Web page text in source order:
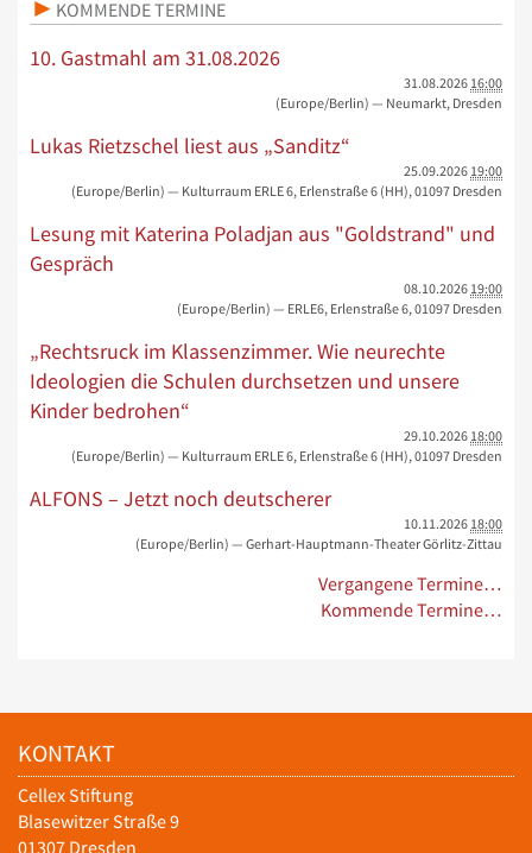
KOMMENDE TERMINE
10. Gastmahl am 31.08.2026
31.08.2026 16:00
(Europe/Berlin) — Neumarkt, Dresden
Lukas Rietzschel liest aus „Sanditz“
25.09.2026 19:00
(Europe/Berlin) — Kulturraum ERLE 6, Erlenstraße 6 (HH), 01097 Dresden
Lesung mit Katerina Poladjan aus "Goldstrand" und
Gespräch
08.10.2026 19:00
(Europe/Berlin) — ERLE6, Erlenstraße 6, 01097 Dresden
„Rechtsruck im Klassenzimmer. Wie neurechte
Ideologien die Schulen durchsetzen und unsere
Kinder bedrohen“
29.10.2026 18:00
(Europe/Berlin) — Kulturraum ERLE 6, Erlenstraße 6 (HH), 01097 Dresden
ALFONS – Jetzt noch deutscherer
10.11.2026 18:00
(Europe/Berlin) — Gerhart-Hauptmann-Theater Görlitz-Zittau
Vergangene Termine…
Kommende Termine…
KONTAKT
Cellex Stiftung
Blasewitzer Straße 9
01307 Dresden